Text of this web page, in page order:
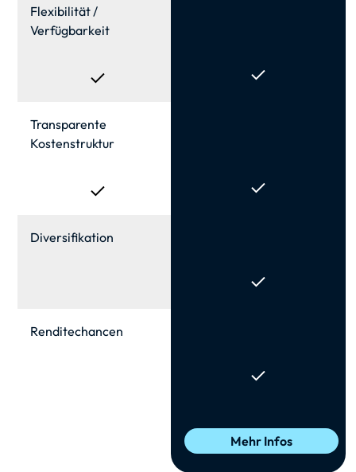
Flexibilität /
Verfügbarkeit
Transparente
Kosten­struktur
Diversifikation
Renditechancen
Mehr Infos